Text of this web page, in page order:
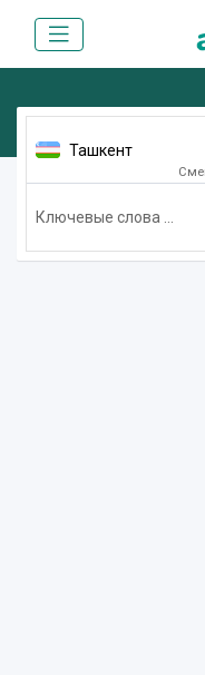
Ташкент